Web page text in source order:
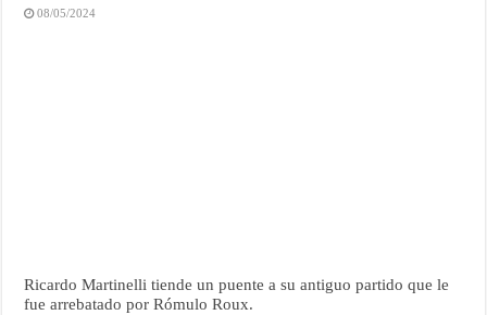
08/05/2024
Ricardo Martinelli tiende un puente a su antiguo partido que le
fue arrebatado por Rómulo Roux.